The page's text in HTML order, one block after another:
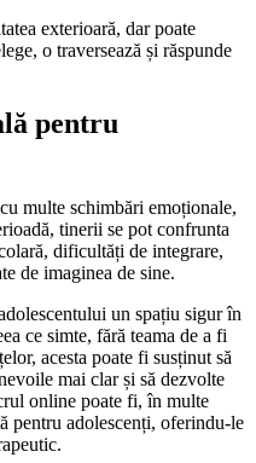
exterioară, dar poate
o traversează și răspunde
pentru
multe schimbări emoționale,
tinerii se pot confrunta
dificultăți de integrare,
de imaginea de sine.
un spațiu sigur în
ce simte, fără teama de a fi
acesta poate fi susținut să
mai clar și să dezvolte
online poate fi, în multe
pentru adolescenți, oferindu-le